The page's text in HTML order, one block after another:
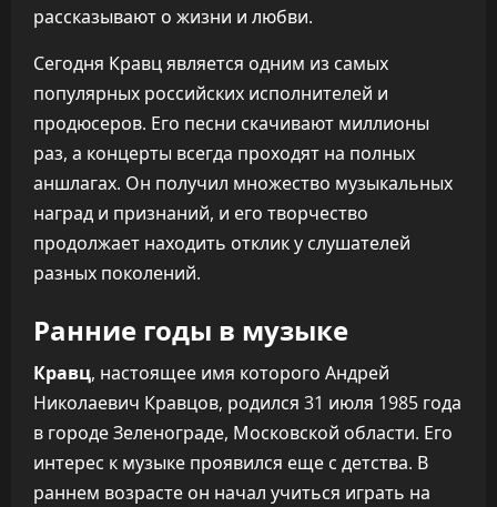
рассказывают о жизни и любви.
Сегодня Кравц является одним из самых
популярных российских исполнителей и
продюсеров. Его песни скачивают миллионы
раз, а концерты всегда проходят на полных
аншлагах. Он получил множество музыкальных
наград и признаний, и его творчество
продолжает находить отклик у слушателей
разных поколений.
Ранние годы в музыке
Кравц, настоящее имя которого Андрей
Николаевич Кравцов, родился 31 июля 1985 года
в городе Зеленограде, Московской области. Его
интерес к музыке проявился еще с детства. В
раннем возрасте он начал учиться играть на